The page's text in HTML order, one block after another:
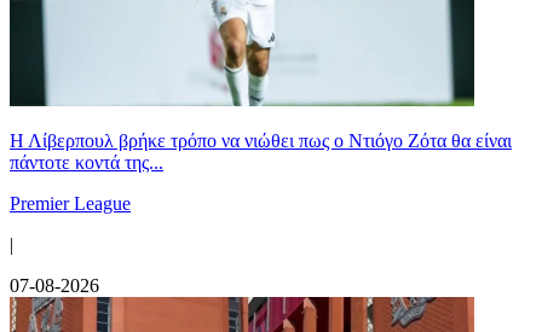
Η Λίβερπουλ βρήκε τρόπο να νιώθει πως ο Ντιόγο Ζότα θα είναι
πάντοτε κοντά της...
Premier League
|
07-08-2026